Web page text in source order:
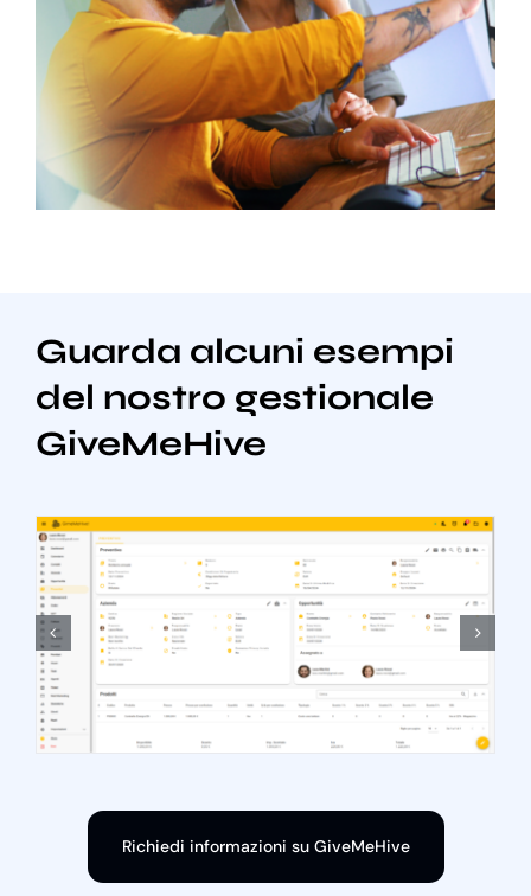
Guarda alcuni esempi
del nostro gestionale
GiveMeHive
Richiedi informazioni su GiveMeHive